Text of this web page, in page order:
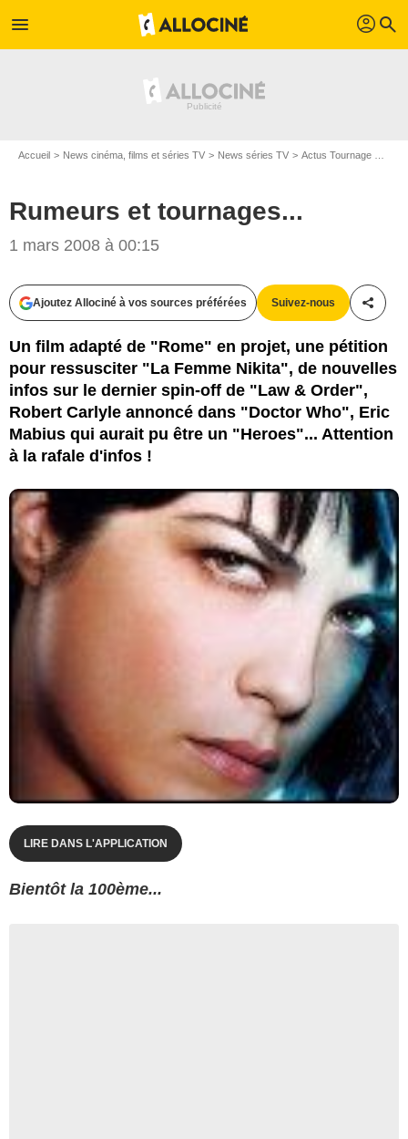
menu profil search
Accueil News cinéma, films et séries TV News séries TV Actus Tournage Séries TV
Rumeurs et tournages...
1 mars 2008 à 00:15
Ajoutez Allociné à vos sources préférées Suivez-nous
Un film adapté de "Rome" en projet, une pétition
pour ressusciter "La Femme Nikita", de nouvelles
infos sur le dernier spin-off de "Law & Order",
Robert Carlyle annoncé dans "Doctor Who", Eric
Mabius qui aurait pu être un "Heroes"... Attention
à la rafale d'infos !
LIRE DANS L'APPLICATION
Bientôt la 100ème...